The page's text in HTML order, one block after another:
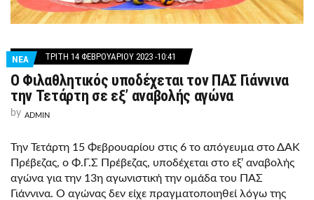
ΝΕΑ ΤΡΊΤΗ 14 ΦΕΒΡΟΥΑΡΊΟΥ 2023 -10:41
Ο Φιλαθλητικός υποδέχεται τον ΠΑΣ Γιάννινα
την Τετάρτη σε εξ’ αναβολής αγώνα
by ADMIN
Την Τετάρτη 15 Φεβρουαρίου στις 6 το απόγευμα στο ΔΑΚ
Πρέβεζας, ο Φ.Γ.Σ Πρέβεζας, υποδέχεται στο εξ’ αναβολής
αγώνα για την 13η αγωνιστική την ομάδα του ΠΑΣ
Γιάννινα. Ο αγώνας δεν είχε πραγματοποιηθεί λόγω της